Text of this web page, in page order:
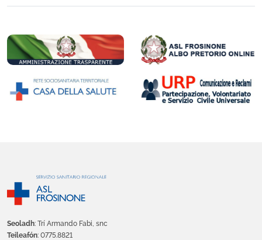
Seoladh: Trí Armando Fabi, snc
Teileafón: 0775.8821